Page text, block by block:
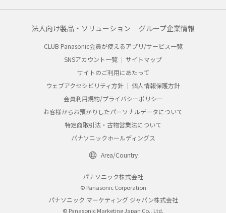
法人向け製品・ソリューション グループ企業情報
CLUB Panasonic会員が使えるアプリ/サービス一覧
SNSアカウント一覧
サイトマップ
サイトのご利用にあたって
ウェブアクセシビリティ方針
個人情報保護方針
会員利用規約/プライバシーポリシー
お客様からお預かりしたパーソナルデータについて
特定商取引法・古物営業法について
パナソニックホールディングス
Area/Country
パナソニック株式会社
© Panasonic Corporation
パナソニック マーケティング ジャパン株式会社
© Panasonic Marketing Japan Co., Ltd.